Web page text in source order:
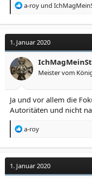
R
a
t
i
o
n
e
a-roy und
1. Januar 2020
Meister vom
Ja und vor allem die
Autoritäten und nicht
R
a
t
i
a-roy
1. Januar 2020